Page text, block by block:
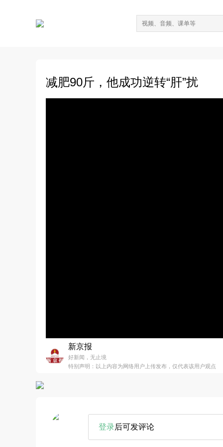
减肥90斤，他成功逆转“肝”扰
新京报
好新闻，无止境
特别声明：以上内容为网络用户上传发布，仅代表该用户观点
登录后可发评论